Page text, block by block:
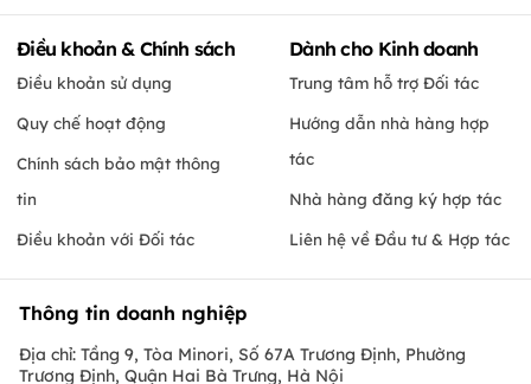
Điều khoản & Chính sách
Điều khoản sử dụng
Quy chế hoạt động
Chính sách bảo mật thông
tin
Điều khoản với Đối tác
Dành cho Kinh doanh
Trung tâm hỗ trợ Đối tác
Hướng dẫn nhà hàng hợp
tác
Nhà hàng đăng ký hợp tác
Liên hệ về Đầu tư & Hợp tác
Thông tin doanh nghiệp
Địa chỉ: Tầng 9, Tòa Minori, Số 67A Trương Định, Phường
Trương Định, Quận Hai Bà Trưng, Hà Nội